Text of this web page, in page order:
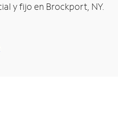
y fijo en Brockport, NY.